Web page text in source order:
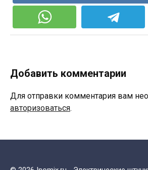
Добавить комментарии
Для отправки комментария вам
авторизоваться.